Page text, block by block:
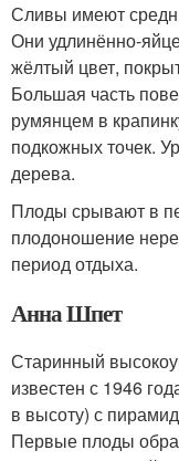
Сливы имеют
Они удлинённо-
жёлтый цвет,
Большая часть
румянцем в
подкожных точек.
дерева.
Плоды срывают в
плодоношение
период отдыха.
Анна Шпет
Старинный
известен с 1946
в высоту) с
Первые плоды